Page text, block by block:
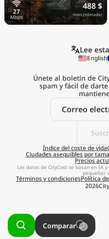
488 $
/mes (nómada)
coste
estés
Obtener
Lee
English
Únete al boletín de
spam y fácil de
Índice del coste de vida
Ciudades asequibles por
Precios
2026
Términos y condicionesPolítica
Los datos de CityCost se basan en IA
pequeñas
Comparar